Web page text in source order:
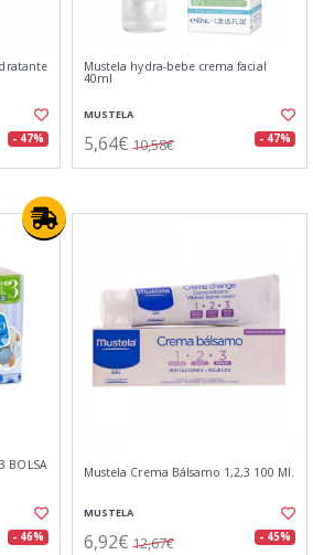
- 47%
Mustela hydra-bebe crema facial
40ml
MUSTELA
5,64€ 10,58€ - 47%
BOLSA
- 46%
Mustela Crema Bálsamo 1,2,3 100 Ml.
MUSTELA
6,92€ 12,67€ - 45%